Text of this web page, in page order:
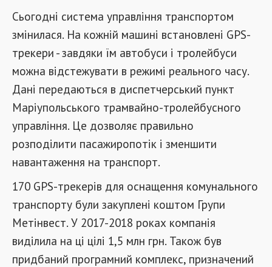
Сьогодні система управління транспортом
змінилася. На кожній машині встановлені GPS-
трекери - завдяки їм автобуси і тролейбуси
можна відстежувати в режимі реального часу.
Дані передаються в диспетчерський пункт
Маріупольського трамвайно-тролейбусного
управління. Це дозволяє правильно
розподілити пасажиропотік і зменшити
навантаження на транспорт.
170 GPS-трекерів для оснащення комунального
транспорту були закуплені коштом Групи
Метінвест. У 2017-2018 роках компанія
виділила на ці цілі 1,5 млн грн. Також був
придбаний програмний комплекс, призначений